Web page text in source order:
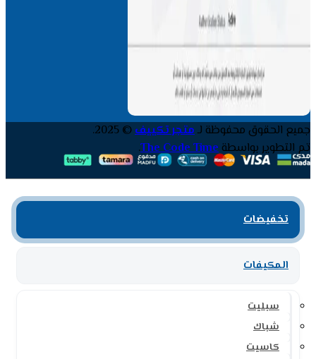
جميع الحقوق محفوظة لـمتجر تكييف© 2025.
تم التطوير بواسطةThe Code Time
.
تخفيضات
المكيفات
سبليت
شباك
كاسيت